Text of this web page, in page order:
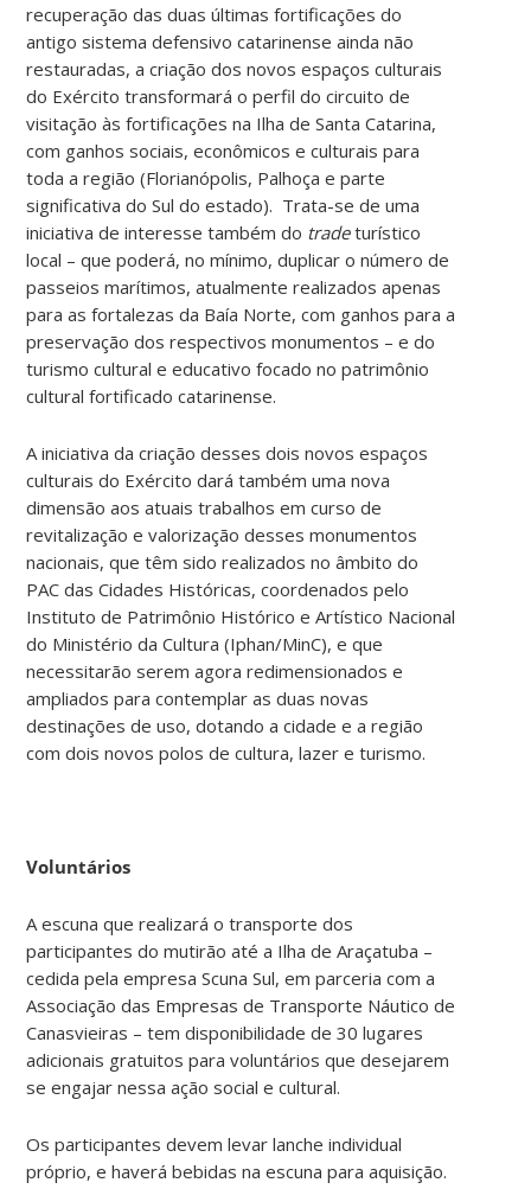
recuperação das duas últimas fortificações do
antigo sistema defensivo catarinense ainda não
restauradas, a criação dos novos espaços culturais
do Exército transformará o perfil do circuito de
visitação às fortificações na Ilha de Santa Catarina,
com ganhos sociais, econômicos e culturais para
toda a região (Florianópolis, Palhoça e parte
significativa do Sul do estado). Trata-se de uma
iniciativa de interesse também do tradeturístico
local – que poderá, no mínimo, duplicar o número de
passeios marítimos, atualmente realizados apenas
para as fortalezas da Baía Norte, com ganhos para a
preservação dos respectivos monumentos – e do
turismo cultural e educativo focado no patrimônio
cultural fortificado catarinense.
A iniciativa da criação desses dois novos espaços
culturais do Exército dará também uma nova
dimensão aos atuais trabalhos em curso de
revitalização e valorização desses monumentos
nacionais, que têm sido realizados no âmbito do
PAC das Cidades Históricas, coordenados pelo
Instituto de Patrimônio Histórico e Artístico Nacional
do Ministério da Cultura (Iphan/MinC), e que
necessitarão serem agora redimensionados e
ampliados para contemplar as duas novas
destinações de uso, dotando a cidade e a região
com dois novos polos de cultura, lazer e turismo.
Voluntários
A escuna que realizará o transporte dos
participantes do mutirão até a Ilha de Araçatuba –
cedida pela empresa Scuna Sul, em parceria com a
Associação das Empresas de Transporte Náutico de
Canasvieiras – tem disponibilidade de 30 lugares
adicionais gratuitos para voluntários que desejarem
se engajar nessa ação social e cultural.
Os participantes devem levar lanche individual
próprio, e haverá bebidas na escuna para aquisição.